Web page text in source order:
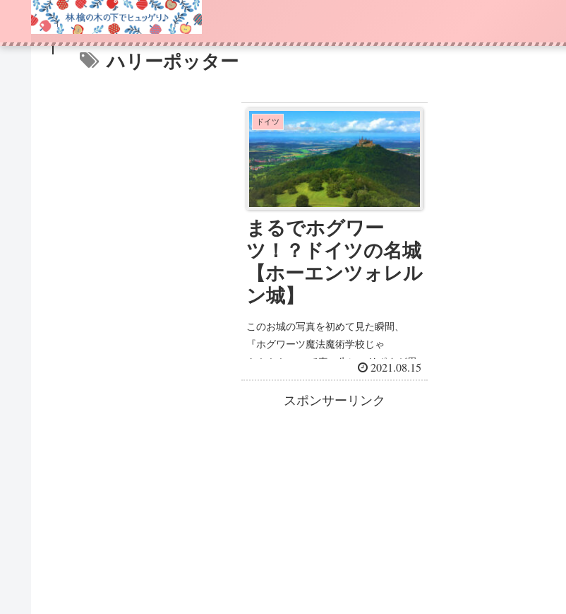
ハリーポッター
ドイツ
まるでホグワー
ツ！？ドイツの名城
【ホーエンツォレル
ン城】
このお城の写真を初めて見た瞬間、
『ホグワーツ魔法魔術学校じゃ
ん！！！』 って真っ先にハリポタが思
い浮かんだのは私だけではないは
ず！？ 日本でも有名なドイツのお城と
2021.08.15
スポンサーリンク